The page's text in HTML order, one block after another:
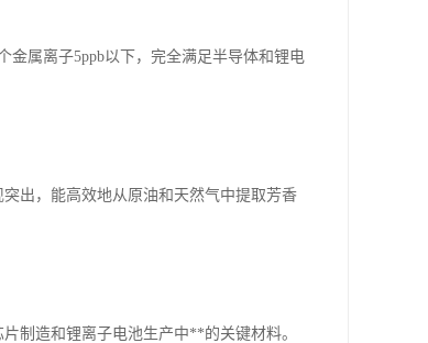
金属离子5ppb以下，完全满足半导体和锂电
出，能高效地从原油和天然气中提取芳香
制造和锂离子电池生产中**的关键材料。